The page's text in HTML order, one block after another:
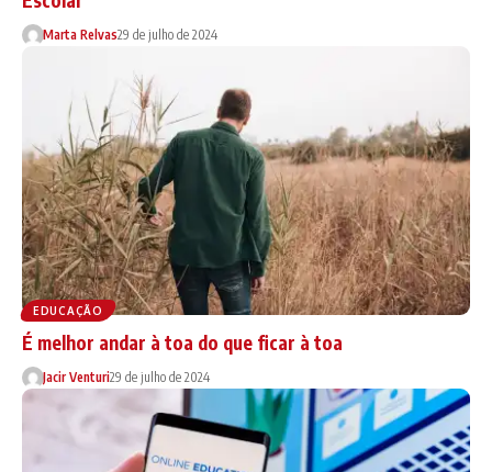
Marta Relvas29 de julho de 2024
EDUCAÇÃO
É melhor andar à toa do que ficar à toa
Jacir Venturi29 de julho de 2024